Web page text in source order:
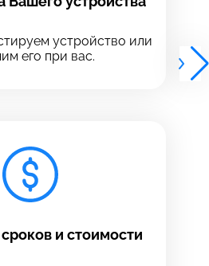
устройство или
его при вас.
и стоимости
в который хотите